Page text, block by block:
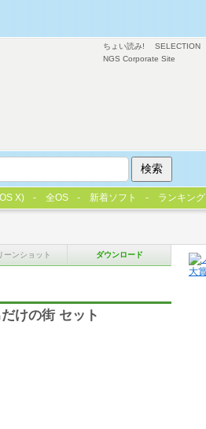
ーンショット ダウンロード
けの街 セット
ちょい読み! SELECTION
NGS Corporate Site
X) 全OS 新着ソフト ランキング